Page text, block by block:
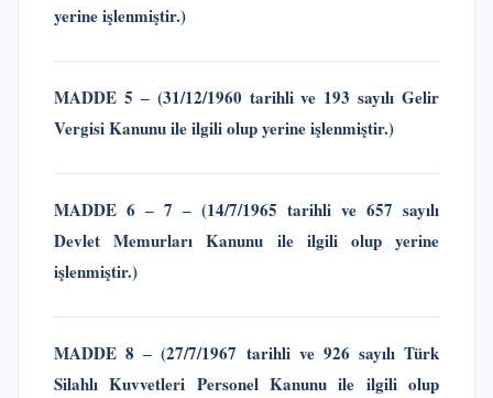
yerine işlenmiştir.)
MADDE 5 ‒ (31/12/1960 tarihli ve 193 sayılı Gelir
Vergisi Kanunuile ilgili olup yerine işlenmiştir.)
MADDE 6 ‒ 7 ‒ (14/7/1965 tarihli ve 657 sayılı
Devlet Memurları Kanunu ile ilgili olup yerine
işlenmiştir.)
MADDE 8 ‒ (27/7/1967 tarihli ve 926 sayılı Türk
Silahlı Kuvvetleri Personel Kanunu ile ilgili olup